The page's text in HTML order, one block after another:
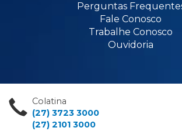
Perguntas
Fale Conosco
Trabalhe Conosco
Ouvidoria
Colatina
(27) 3723 3000
(27) 2101 3000